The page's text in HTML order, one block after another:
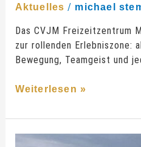
Aktuelles / michael
Das CVJM Freizeitzentrum
zur rollenden Erlebniszone:
Bewegung, Teamgeist und
Weiterlesen »
Schutz